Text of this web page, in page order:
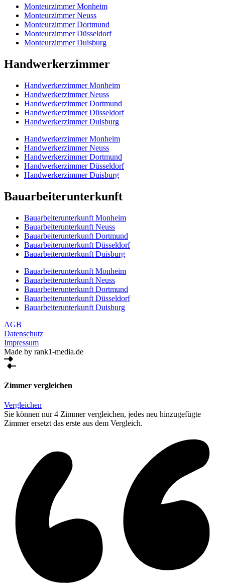
Monteurzimmer Monheim
Monteurzimmer Neuss
Monteurzimmer Dortmund
Monteurzimmer Düsseldorf
Monteurzimmer Duisburg
Handwerkerzimmer
Handwerkerzimmer Monheim
Handwerkerzimmer Neuss
Handwerkerzimmer Dortmund
Handwerkerzimmer Düsseldorf
Handwerkerzimmer Duisburg
Handwerkerzimmer Monheim
Handwerkerzimmer Neuss
Handwerkerzimmer Dortmund
Handwerkerzimmer Düsseldorf
Handwerkerzimmer Duisburg
Bauarbeiterunterkunft
Bauarbeiterunterkunft Monheim
Bauarbeiterunterkunft Neuss
Bauarbeiterunterkunft Dortmund
Bauarbeiterunterkunft Düsseldorf
Bauarbeiterunterkunft Duisburg
Bauarbeiterunterkunft Monheim
Bauarbeiterunterkunft Neuss
Bauarbeiterunterkunft Dortmund
Bauarbeiterunterkunft Düsseldorf
Bauarbeiterunterkunft Duisburg
AGB
Datenschutz
Impressum
Made by rank1-media.de
Zimmer vergleichen
Vergleichen
Sie können nur 4 Zimmer vergleichen, jedes neu hinzugefügte
Zimmer ersetzt das erste aus dem Vergleich.